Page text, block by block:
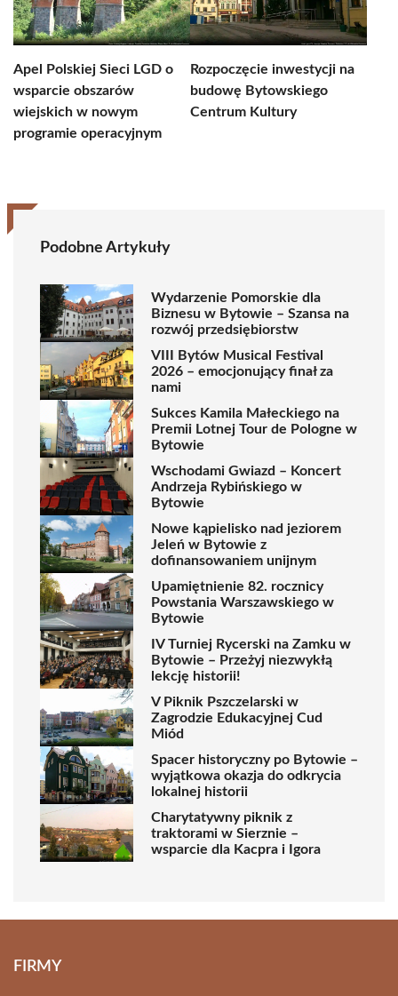
Apel Polskiej Sieci LGD o
wsparcie obszarów
wiejskich w nowym
programie operacyjnym
Rozpoczęcie inwestycji na
budowę Bytowskiego
Centrum Kultury
Podobne Artykuły
Wydarzenie Pomorskie dla
Biznesu w Bytowie – Szansa na
rozwój przedsiębiorstw
VIII Bytów Musical Festival
2026 – emocjonujący finał za
nami
Sukces Kamila Małeckiego na
Premii Lotnej Tour de Pologne w
Bytowie
Wschodami Gwiazd – Koncert
Andrzeja Rybińskiego w
Bytowie
Nowe kąpielisko nad jeziorem
Jeleń w Bytowie z
dofinansowaniem unijnym
Upamiętnienie 82. rocznicy
Powstania Warszawskiego w
Bytowie
IV Turniej Rycerski na Zamku w
Bytowie – Przeżyj niezwykłą
lekcję historii!
V Piknik Pszczelarski w
Zagrodzie Edukacyjnej Cud
Miód
Spacer historyczny po Bytowie –
wyjątkowa okazja do odkrycia
lokalnej historii
Charytatywny piknik z
traktorami w Sierznie –
wsparcie dla Kacpra i Igora
FIRMY